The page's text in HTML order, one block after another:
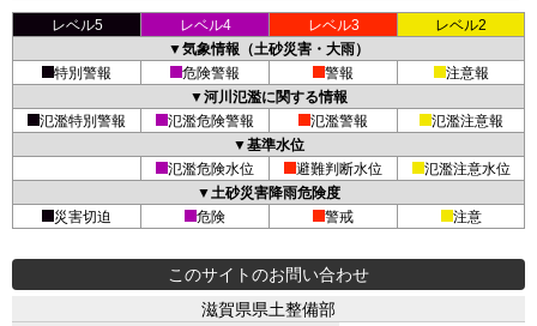
レベル5 レベル4 レベル3
レベル2
▼気象情報（土砂災害・大雨）
特別警報
危険警報 警報
注意報
▼河川氾濫に関する情報
氾濫特別警報
氾濫危険警報 氾濫警報
氾濫注意報
▼基準水位
氾濫危険水位
避難判断水位
氾濫注意水位
▼土砂災害降雨危険度
災害切迫
危険 警戒 注意
このサイトのお問い合わせ
滋賀県県土整備部